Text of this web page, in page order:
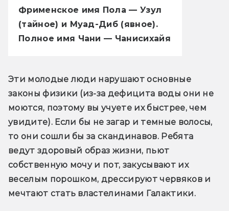
Фрименское имя Пола — Узул
(тайное) и Муад-Диб (явное).
Полное имя Чани — Чанисихайя
Эти молодые люди нарушают основные
законы физики (из-за дефицита воды они не
моются, поэтому вы учуете их быстрее, чем
увидите). Если бы не загар и темные волосы,
то они сошли бы за скандинавов. Ребята
ведут здоровый образ жизни, пьют
собственную мочу и пот, закусывают их
веселым порошком, дрессируют червяков и
мечтают стать властелинами Галактики.